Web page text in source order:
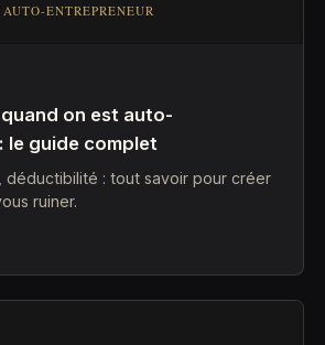
on est auto-
le guide complet
déductibilité : tout savoir pour créer
ruiner.